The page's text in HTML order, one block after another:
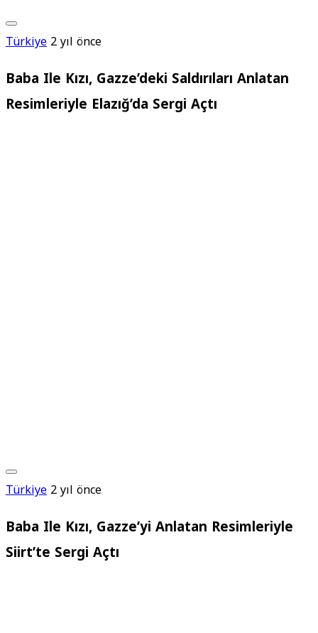
Türkiye2 yıl önce
Baba Ile Kızı, Gazze’deki Saldırıları Anlatan
Resimleriyle Elazığ’da Sergi Açtı
Türkiye2 yıl önce
Baba Ile Kızı, Gazze’yi Anlatan Resimleriyle
Siirt’te Sergi Açtı